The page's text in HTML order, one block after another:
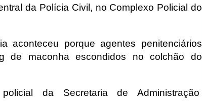
da Polícia Civil, no Complexo Policial do
aconteceu porque agentes penitenciários
de maconha escondidos no colchão do
da Secretaria de Administração